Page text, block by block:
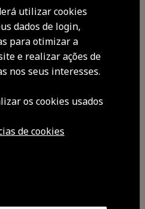
da Guarda
utilizar cookies
dados de login,
para otimizar a
e realizar ações de
nos seus interesses.
os cookies usados
de cookies